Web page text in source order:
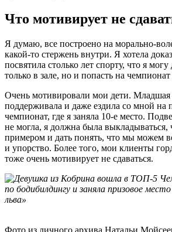
Что мотивирует не
Я думаю, все построено на морально-
какой-то стержень внутри. Я хотела
посвятила столько лет спорту, что я
только в зале, но и попасть на
Очень мотивировали мои дети. Младшая
поддерживала и даже ездила со мной на
чемпионат, где я заняла 10-е место.
не могла, я должна была выкладываться,
примером и дать понять, что мы можем
и упорство. Более того, мои клиенты
тоже очень мотивирует не сдаваться.